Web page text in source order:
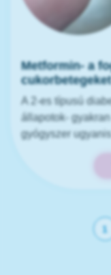
Metformin- a
cukorbetegeket
A 2-es típusú
állapotok-
gyógyszer ugyanis
1